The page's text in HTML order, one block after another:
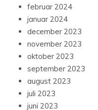
februar 2024
januar 2024
december 2023
november 2023
oktober 2023
september 2023
august 2023
juli 2023
juni 2023